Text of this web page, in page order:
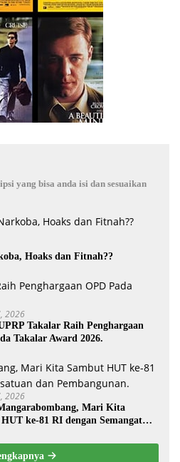
yang bisa anda isi dan sesuaikan
Hoaks dan Fitnah??
2026
Takalar Raih Penghargaan
Takalar Award 2026.
2026
Mari Kita
ke-81 RI dengan Semangat